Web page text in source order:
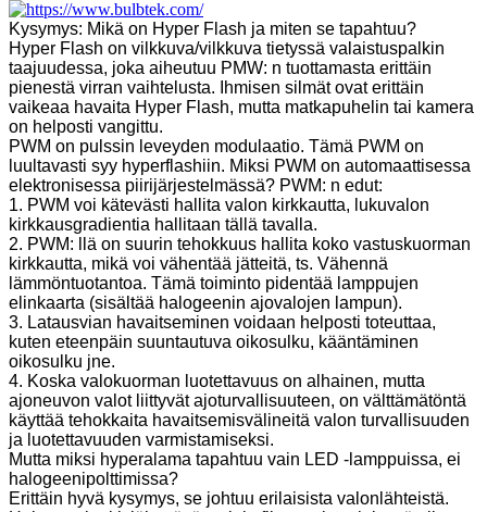
Kysymys: Mikä on Hyper Flash ja miten se tapahtuu?
Hyper Flash on vilkkuva/vilkkuva tietyssä valaistuspalkin
taajuudessa, joka aiheutuu PMW: n tuottamasta erittäin
pienestä virran vaihtelusta. Ihmisen silmät ovat erittäin
vaikeaa havaita Hyper Flash, mutta matkapuhelin tai kamera
on helposti vangittu.
PWM on pulssin leveyden modulaatio. Tämä PWM on
luultavasti syy hyperflashiin. Miksi PWM on automaattisessa
elektronisessa piirijärjestelmässä? PWM: n edut:
1. PWM voi kätevästi hallita valon kirkkautta, lukuvalon
kirkkausgradientia hallitaan tällä tavalla.
2. PWM: llä on suurin tehokkuus hallita koko vastuskuorman
kirkkautta, mikä voi vähentää jätteitä, ts. Vähennä
lämmöntuotantoa. Tämä toiminto pidentää lamppujen
elinkaarta (sisältää halogeenin ajovalojen lampun).
3. Latausvian havaitseminen voidaan helposti toteuttaa,
kuten eteenpäin suuntautuva oikosulku, kääntäminen
oikosulku jne.
4. Koska valokuorman luotettavuus on alhainen, mutta
ajoneuvon valot liittyvät ajoturvallisuuteen, on välttämätöntä
käyttää tehokkaita havaitsemisvälineitä valon turvallisuuden
ja luotettavuuden varmistamiseksi.
Mutta miksi hyperalama tapahtuu vain LED -lamppuissa, ei
halogeenipolttimissa?
Erittäin hyvä kysymys, se johtuu erilaisista valonlähteistä.